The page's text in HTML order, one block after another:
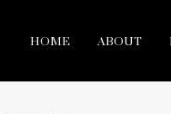
HOME ABOUT